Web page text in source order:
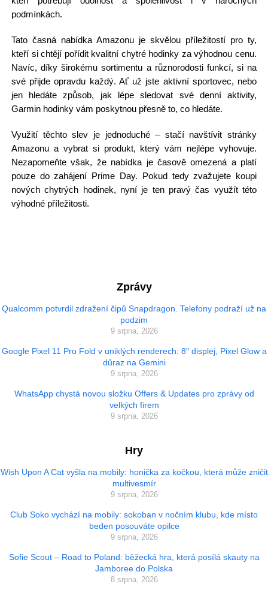
podmínkách.
Tato časná nabídka Amazonu je skvělou příležitostí pro ty,
kteří si chtějí pořídit kvalitní chytré hodinky za výhodnou cenu.
Navíc, díky širokému sortimentu a různorodosti funkcí, si na
své přijde opravdu každý. Ať už jste aktivní sportovec, nebo
jen hledáte způsob, jak lépe sledovat své denní aktivity,
Garmin hodinky vám poskytnou přesně to, co hledáte.
Využití těchto slev je jednoduché – stačí navštívit stránky
Amazonu a vybrat si produkt, který vám nejlépe vyhovuje.
Nezapomeňte však, že nabídka je časově omezená a platí
pouze do zahájení Prime Day. Pokud tedy zvažujete koupi
nových chytrých hodinek, nyní je ten pravý čas využít této
výhodné příležitosti.
Zprávy
Qualcomm potvrdil zdražení čipů Snapdragon. Telefony podraží už na
podzim
9 srpna, 2026
Google Pixel 11 Pro Fold v uniklých renderech: 8″ displej, Pixel Glow a
důraz na Gemini
9 srpna, 2026
WhatsApp chystá novou složku Offers & Updates pro zprávy od
velkých firem
9 srpna, 2026
Hry
Wish Upon A Cat vyšla na mobily: honička za kočkou, která může zničit
multivesmír
9 srpna, 2026
Club Soko vychází na mobily: sokoban v nočním klubu, kde místo
beden posouváte opilce
9 srpna, 2026
Sofie Scout – Road to Poland: běžecká hra, která posílá skauty na
Jamboree do Polska
8 srpna, 2026